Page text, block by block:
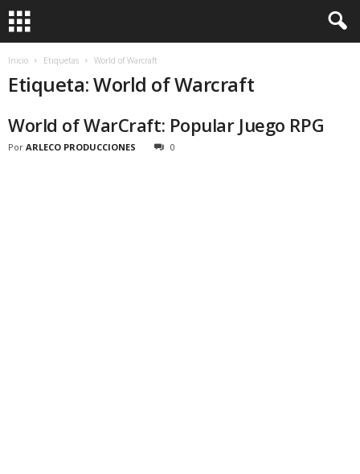
Inicio Etiquetas World of Warcraft
Etiqueta: World of Warcraft
World of WarCraft: Popular Juego RPG
Por ARLECO PRODUCCIONES 0